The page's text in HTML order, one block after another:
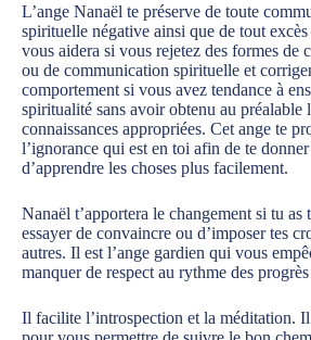
L’ange Nanaël te préserve de toute
spirituelle négative ainsi que de tout
vous aidera si vous rejetez des formes de
ou de communication spirituelle et
comportement si vous avez tendance à
spiritualité sans avoir obtenu au préalable
connaissances appropriées. Cet ange te
l’ignorance qui est en toi afin de te
d’apprendre les choses plus facilement.
Nanaël t’apportera le changement si tu as
essayer de convaincre ou d’imposer tes
autres. Il est l’ange gardien qui vous
manquer de respect au rythme des progrès
Il facilite l’introspection et la méditation.